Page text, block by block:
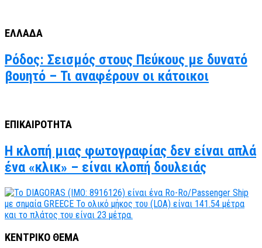
ΕΛΛΑΔΑ
Ρόδος: Σεισμός στους Πεύκους με δυνατό
βουητό – Τι αναφέρουν οι κάτοικοι
ΕΠΙΚΑΙΡΟΤΗΤΑ
Η κλοπή μιας φωτογραφίας δεν είναι απλά
ένα «κλικ» – είναι κλοπή δουλειάς
ΚΕΝΤΡΙΚΟ ΘΕΜΑ